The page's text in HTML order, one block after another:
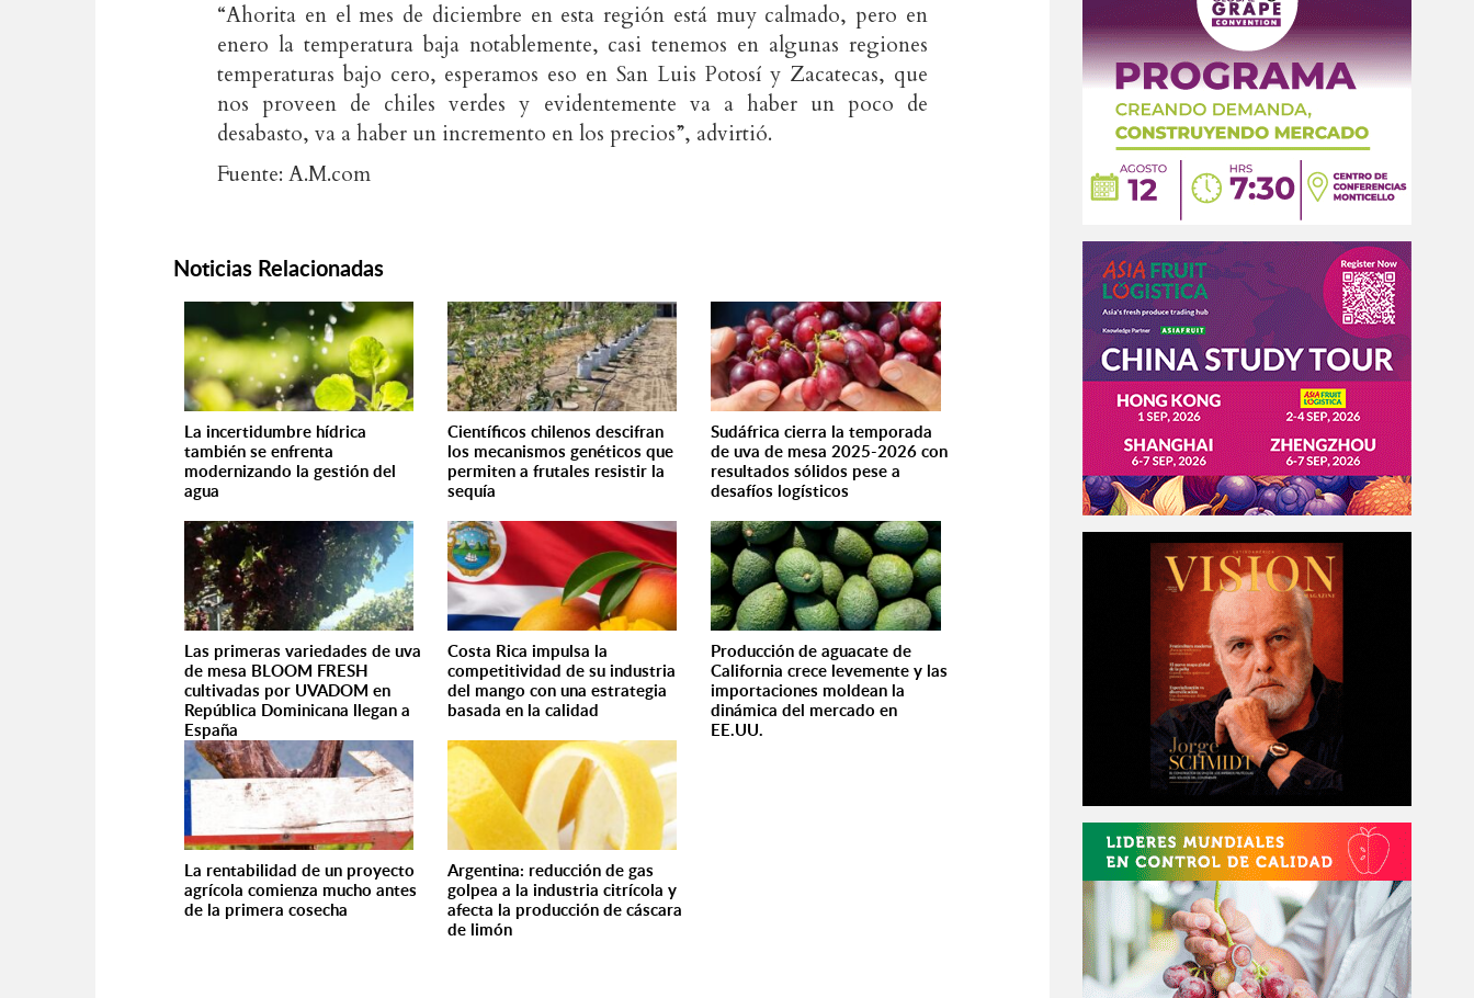
“Ahorita en el mes de diciembre en esta región está muy calmado, pero en
enero la temperatura baja notablemente, casi tenemos en algunas regiones
temperaturas bajo cero, esperamos eso en San Luis Potosí y Zacatecas, que
nos proveen de chiles verdes y evidentemente va a haber un poco de
desabasto, va a haber un incremento en los precios”, advirtió.
Fuente: A.M.com
Noticias Relacionadas
La incertidumbre hídrica
también se enfrenta
modernizando la gestión del
agua
Científicos chilenos descifran
los mecanismos genéticos que
permiten a frutales resistir la
sequía
Sudáfrica cierra la temporada
de uva de mesa 2025-2026 con
resultados sólidos pese a
desafíos logísticos
Las primeras variedades de uva
de mesa BLOOM FRESH
cultivadas por UVADOM en
República Dominicana llegan a
España
Costa Rica impulsa la
competitividad de su industria
del mango con una estrategia
basada en la calidad
Producción de aguacate de
California crece levemente y las
importaciones moldean la
dinámica del mercado en
EE.UU.
La rentabilidad de un proyecto
agrícola comienza mucho antes
de la primera cosecha
Argentina: reducción de gas
golpea a la industria citrícola y
afecta la producción de cáscara
de limón